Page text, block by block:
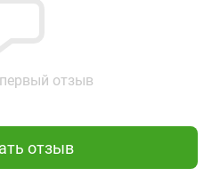
отзыв
отзыв